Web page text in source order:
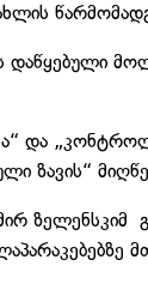
დაწყებული
და
ზავის“